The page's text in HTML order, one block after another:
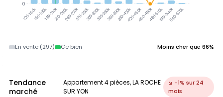
120-150k150-180k180-210k210-240k240-270k270-300k300-330k330-360k360-390k390-420k420-450k450-480k480-510k510-540k540-570k
0
En vente (297) Ce bien Moins cher que 66%
Tendance
marché
Appartement 4 pièces, LA ROCHE
SUR YON
↘ -1% sur 24
mois